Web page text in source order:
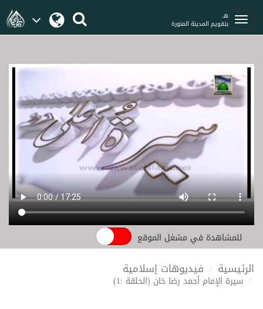
هـ
بتقويم المدينة المنورة
للمشاهدة في مشغل الموقع
الرئيسية فيديوهات إسلامية
سيرة الإمام أحمد رضا خان (الحلقة :1)